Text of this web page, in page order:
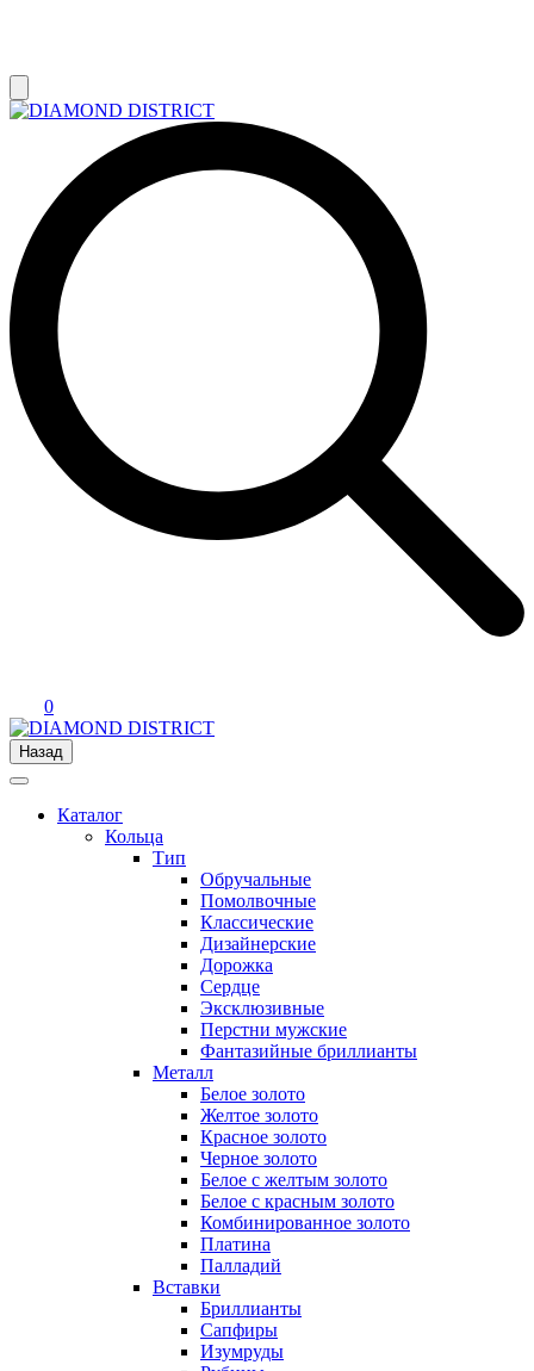
0
Назад
Каталог
Кольца
Тип
Обручальные
Помолвочные
Классические
Дизайнерские
Дорожка
Сердце
Эксклюзивные
Перстни мужские
Фантазийные бриллианты
Металл
Белое золото
Желтое золото
Красное золото
Черное золото
Белое с желтым золото
Белое с красным золото
Комбинированное золото
Платина
Палладий
Вставки
Бриллианты
Сапфиры
Изумруды